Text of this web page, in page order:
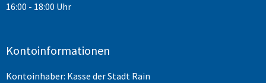
16:00 - 18:00 Uhr
Kontoinformationen
Kontoinhaber: Kasse der Stadt Rain